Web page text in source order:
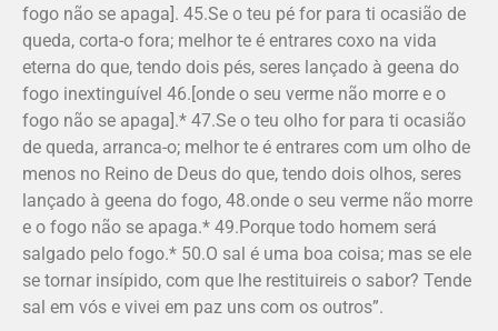
fogo não se apaga]. 45.Se o teu pé for para ti ocasião de
queda, corta-o fora; melhor te é entrares coxo na vida
eterna do que, tendo dois pés, seres lançado à geena do
fogo inextinguível 46.[onde o seu verme não morre e o
fogo não se apaga].* 47.Se o teu olho for para ti ocasião
de queda, arranca-o; melhor te é entrares com um olho de
menos no Reino de Deus do que, tendo dois olhos, seres
lançado à geena do fogo, 48.onde o seu verme não morre
e o fogo não se apaga.* 49.Porque todo homem será
salgado pelo fogo.* 50.O sal é uma boa coisa; mas se ele
se tornar insípido, com que lhe restituireis o sabor? Tende
sal em vós e vivei em paz uns com os outros”.